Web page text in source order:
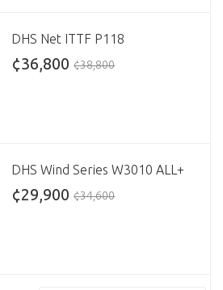
DHS Net ITTF P118
¢36,800 ¢38,800
DHS Wind Series W3010 ALL+
¢29,900 ¢34,600